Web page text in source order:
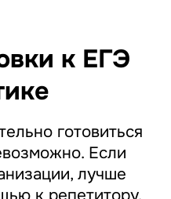
к ЕГЭ
готовиться
Если
лучше